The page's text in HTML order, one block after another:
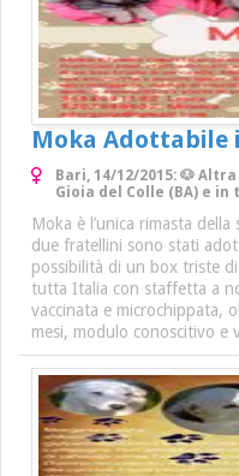
Moka Adottabile
Bari, 14/12/2015: 🐶
Gioia del Colle (BA) e
Moka è l’unica rimasta
due fratellini sono stati
possibilità di un box triste
tutta Italia con staffetta a
vaccinata e microchippata,
mesi, modulo conoscitivo e